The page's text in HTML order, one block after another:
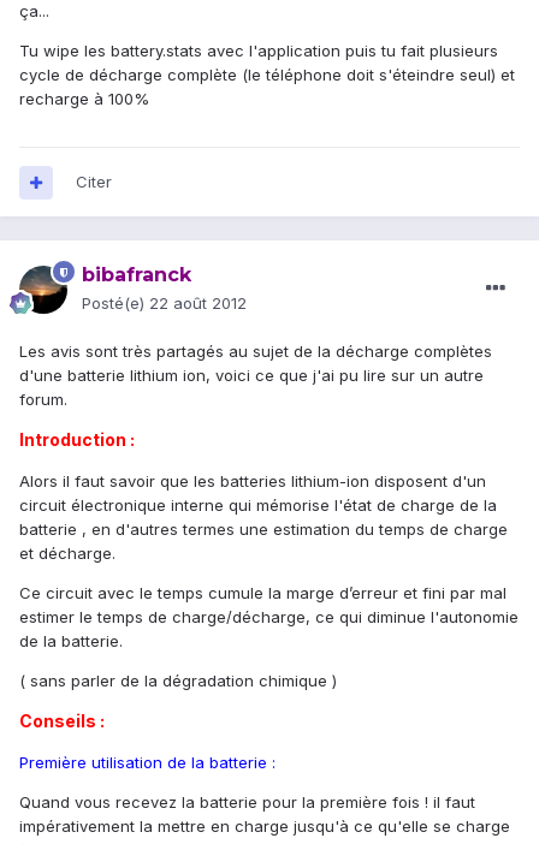
ça...
Tu wipe les battery.stats avec l'application puis tu fait plusieurs
cycle de décharge complète (le téléphone doit s'éteindre seul) et
recharge à 100%
Citer
bibafranck
Posté(e) 22 août 2012
Les avis sont très partagés au sujet de la décharge complètes
d'une batterie lithium ion, voici ce que j'ai pu lire sur un autre
forum.
Introduction :
Alors il faut savoir que les batteries lithium-ion disposent d'un
circuit électronique interne qui mémorise l'état de charge de la
batterie , en d'autres termes une estimation du temps de charge
et décharge.
Ce circuit avec le temps cumule la marge d’erreur et fini par mal
estimer le temps de charge/décharge, ce qui diminue l'autonomie
de la batterie.
( sans parler de la dégradation chimique )
Conseils :
Première utilisation de la batterie :
Quand vous recevez la batterie pour la première fois ! il faut
impérativement la mettre en charge jusqu'à ce qu'elle se charge